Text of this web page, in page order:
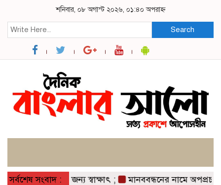
শনিবার, ০৮ অগাস্ট ২০২৬, ০১:৪০ অপরাহ্ন
Search
সর্বশেষ সংবাদ :
নেত্রীদের সৌজন্য স্বাক্ষাৎ ; মানববন্ধনের নামে অপপ্রচার